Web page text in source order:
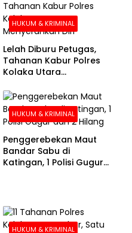
HUKUM & KRIMINAL
Lelah Diburu Petugas,
Tahanan Kabur Polres
Kolaka Utara
HUKUM & KRIMINAL
Penggerebekan Maut
Bandar Sabu di
Katingan, 1 Polisi Gugur
HUKUM & KRIMINAL